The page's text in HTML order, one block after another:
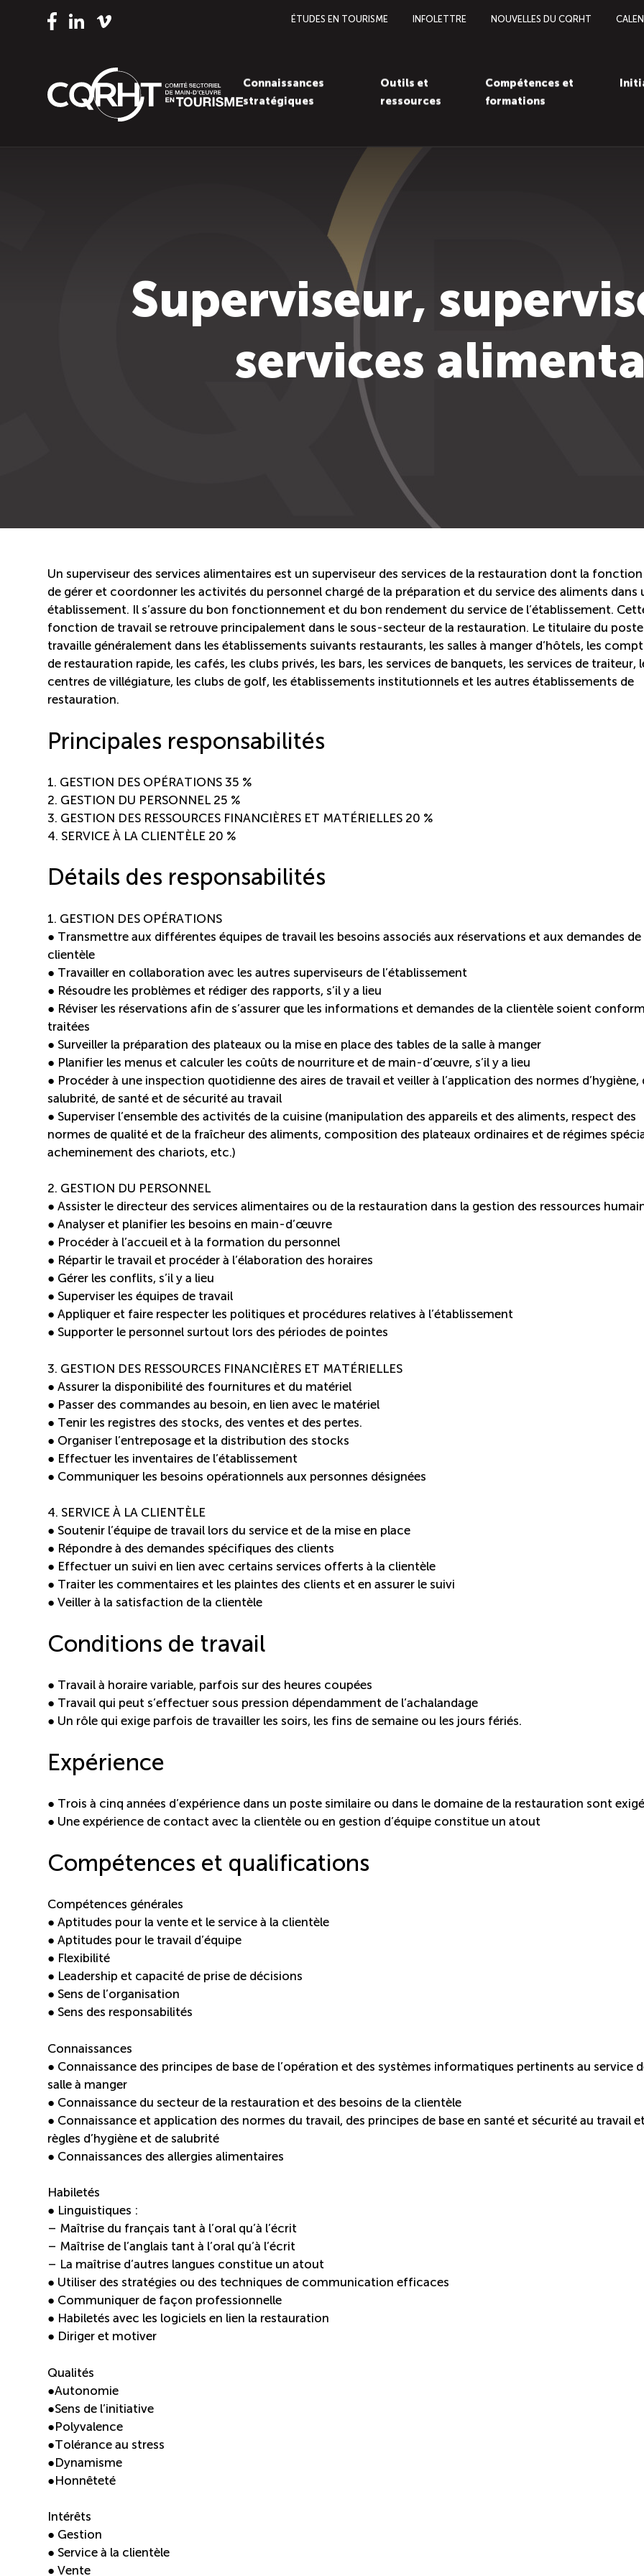
ÉTUDES EN TOURISME INFOLETTRE NOUVELLES DU CQRHT
Connaissances
stratégiques
Outils et
ressources
Compétences et
formations
Superviseur,
services
Un superviseur des services alimentaires est un superviseur des services de la restauration dont la
de gérer et coordonner les activités du personnel chargé de la préparation et du service des aliments dans
établissement. Il s’assure du bon fonctionnement et du bon rendement du service de l’établissement.
fonction de travail se retrouve principalement dans le sous-secteur de la restauration. Le titulaire du poste
travaille généralement dans les établissements suivants restaurants, les salles à manger d’hôtels, les
de restauration rapide, les cafés, les clubs privés, les bars, les services de banquets, les services de traiteur,
centres de villégiature, les clubs de golf, les établissements institutionnels et les autres établissements de
restauration.
Principales responsabilités
1. GESTION DES OPÉRATIONS 35 %
2. GESTION DU PERSONNEL 25 %
3. GESTION DES RESSOURCES FINANCIÈRES ET MATÉRIELLES 20 %
4. SERVICE À LA CLIENTÈLE 20 %
Détails des responsabilités
1. GESTION DES OPÉRATIONS
● Transmettre aux différentes équipes de travail les besoins associés aux réservations et aux demandes de
clientèle
● Travailler en collaboration avec les autres superviseurs de l’établissement
● Résoudre les problèmes et rédiger des rapports, s’il y a lieu
● Réviser les réservations afin de s’assurer que les informations et demandes de la clientèle soient
traitées
● Surveiller la préparation des plateaux ou la mise en place des tables de la salle à manger
● Planifier les menus et calculer les coûts de nourriture et de main-d’œuvre, s’il y a lieu
● Procéder à une inspection quotidienne des aires de travail et veiller à l’application des normes d’hygiène,
salubrité, de santé et de sécurité au travail
● Superviser l’ensemble des activités de la cuisine (manipulation des appareils et des aliments, respect des
normes de qualité et de la fraîcheur des aliments, composition des plateaux ordinaires et de régimes
acheminement des chariots, etc.)
2. GESTION DU PERSONNEL
● Assister le directeur des services alimentaires ou de la restauration dans la gestion des ressources
● Analyser et planifier les besoins en main-d’œuvre
● Procéder à l’accueil et à la formation du personnel
● Répartir le travail et procéder à l’élaboration des horaires
● Gérer les conflits, s’il y a lieu
● Superviser les équipes de travail
● Appliquer et faire respecter les politiques et procédures relatives à l’établissement
● Supporter le personnel surtout lors des périodes de pointes
3. GESTION DES RESSOURCES FINANCIÈRES ET MATÉRIELLES
● Assurer la disponibilité des fournitures et du matériel
● Passer des commandes au besoin, en lien avec le matériel
● Tenir les registres des stocks, des ventes et des pertes.
● Organiser l’entreposage et la distribution des stocks
● Effectuer les inventaires de l’établissement
● Communiquer les besoins opérationnels aux personnes désignées
4. SERVICE À LA CLIENTÈLE
● Soutenir l’équipe de travail lors du service et de la mise en place
● Répondre à des demandes spécifiques des clients
● Effectuer un suivi en lien avec certains services offerts à la clientèle
● Traiter les commentaires et les plaintes des clients et en assurer le suivi
● Veiller à la satisfaction de la clientèle
Conditions de travail
● Travail à horaire variable, parfois sur des heures coupées
● Travail qui peut s’effectuer sous pression dépendamment de l’achalandage
● Un rôle qui exige parfois de travailler les soirs, les fins de semaine ou les jours fériés.
Expérience
● Trois à cinq années d’expérience dans un poste similaire ou dans le domaine de la restauration sont
● Une expérience de contact avec la clientèle ou en gestion d’équipe constitue un atout
Compétences et qualifications
Compétences générales
● Aptitudes pour la vente et le service à la clientèle
● Aptitudes pour le travail d’équipe
● Flexibilité
● Leadership et capacité de prise de décisions
● Sens de l’organisation
● Sens des responsabilités
Connaissances
● Connaissance des principes de base de l’opération et des systèmes informatiques pertinents au service
salle à manger
● Connaissance du secteur de la restauration et des besoins de la clientèle
● Connaissance et application des normes du travail, des principes de base en santé et sécurité au travail
règles d’hygiène et de salubrité
● Connaissances des allergies alimentaires
Habiletés
● Linguistiques :
– Maîtrise du français tant à l’oral qu’à l’écrit
– Maîtrise de l’anglais tant à l’oral qu’à l’écrit
– La maîtrise d’autres langues constitue un atout
● Utiliser des stratégies ou des techniques de communication efficaces
● Communiquer de façon professionnelle
● Habiletés avec les logiciels en lien la restauration
● Diriger et motiver
Qualités
●Autonomie
●Sens de l’initiative
●Polyvalence
●Tolérance au stress
●Dynamisme
●Honnêteté
Intérêts
● Gestion
● Service à la clientèle
● Vente